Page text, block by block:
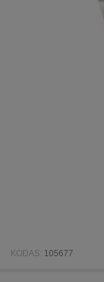
KODAS: 105677